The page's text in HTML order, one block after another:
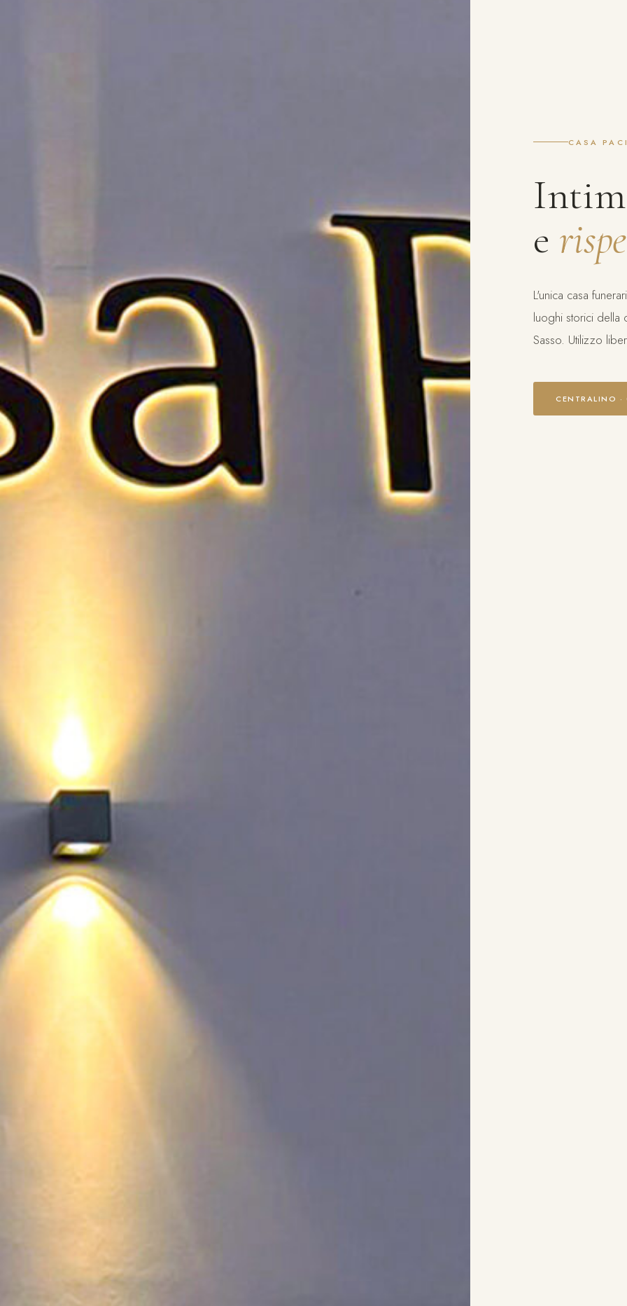
CASA
e
L'unica casa
luoghi storici della
Sasso. Utilizzo
CENTRALINO